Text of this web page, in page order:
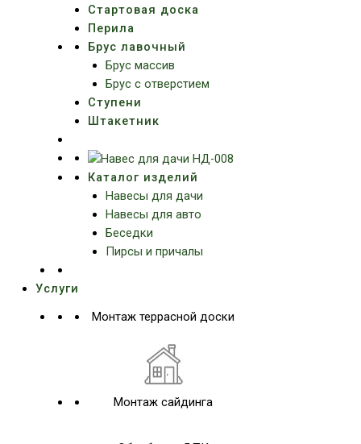
Стартовая доска
Перила
Брус лавочный
Брус массив
Брус с отверстием
Ступени
Штакетник
Каталог изделий
Навесы для дачи
Навесы для авто
Беседки
Пирсы и причалы
Услуги
Монтаж террасной доски
Монтаж сайдинга